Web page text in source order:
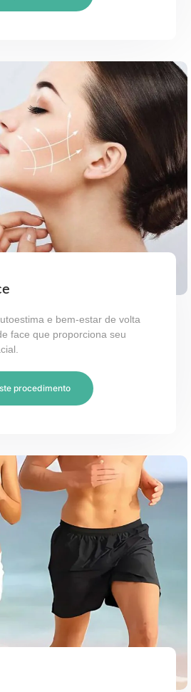
e bem-estar de volta
face que proporciona seu
procedimento